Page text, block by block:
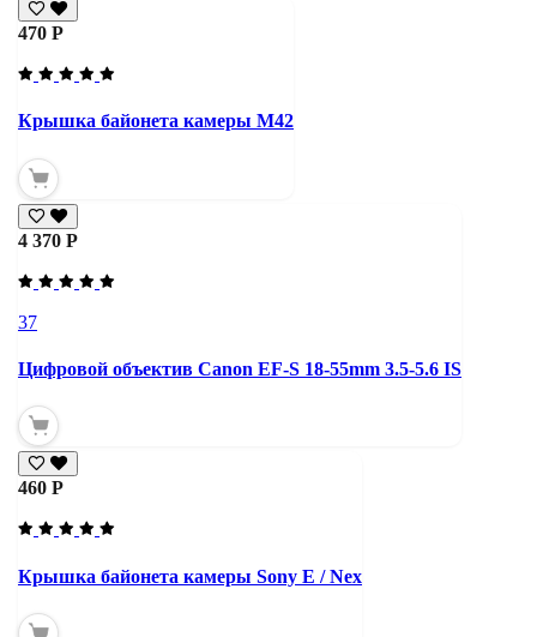
470 Р
Крышка байонета камеры М42
4 370 Р
37
Цифровой объектив Canon EF-S 18-55mm 3.5-5.6 IS
460 Р
Крышка байонета камеры Sony E / Nex